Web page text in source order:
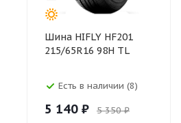
Шина HIFLY HF201
215/65R16 98H TL
Есть в наличии (8)
5 140 ₽ 5 350 ₽